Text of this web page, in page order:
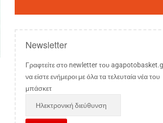
Newsletter
Γραφτείτε στο newletter του
να είστε ενήμεροι με όλα τα τελευταία νέα του
μπάσκετ